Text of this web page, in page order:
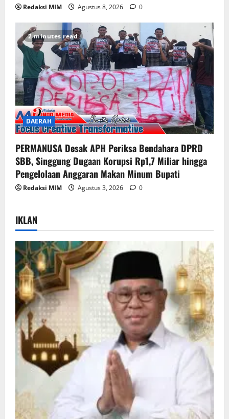
Redaksi MIM Agustus 8, 2026 0
2 minutes read
DAERAH
PERMANUSA Desak APH Periksa Bendahara DPRD
SBB, Singgung Dugaan Korupsi Rp1,7 Miliar hingga
Pengelolaan Anggaran Makan Minum Bupati
Redaksi MIM Agustus 3, 2026 0
IKLAN